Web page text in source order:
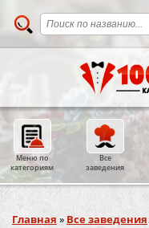
Меню по
категориям
Все
заведения
Вы здесь
Главная » Все заведения